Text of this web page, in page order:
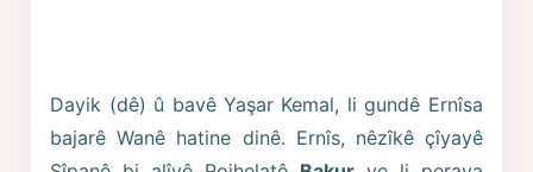
Dayik (dê) û bavê Yaşar Kemal, li gundê Ernîsa
bajarê Wanê hatine dinê. Ernîs, nêzîkê çîyayê